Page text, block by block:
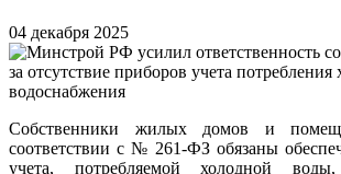
04 декабря 2025
Собственники жилых домов и
соответствии с № 261-ФЗ обязаны
учета, потребляемой холодной